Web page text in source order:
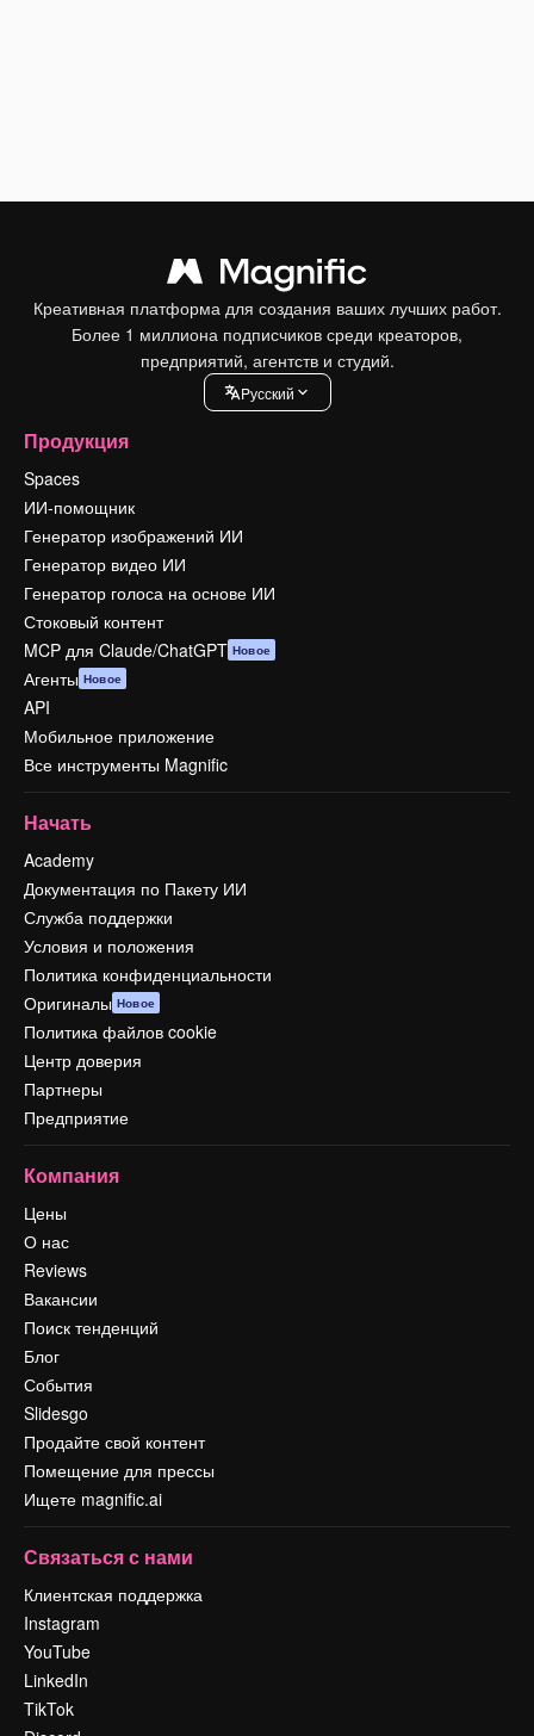
Креативная платформа для создания ваших лучших работ.
Более 1 миллиона подписчиков среди креаторов,
предприятий, агентств и студий.
Pусский
Продукция
Spaces
ИИ-помощник
Генератор изображений ИИ
Генератор видео ИИ
Генератор голоса на основе ИИ
Стоковый контент
MCP для Claude/ChatGPT Новое
Агенты Новое
API
Мобильное приложение
Все инструменты Magnific
Начать
Academy
Документация по Пакету ИИ
Служба поддержки
Условия и положения
Политика конфиденциальности
Оригиналы Новое
Политика файлов cookie
Центр доверия
Партнеры
Предприятие
Компания
Цены
О нас
Reviews
Вакансии
Поиск тенденций
Блог
События
Slidesgo
Продайте свой контент
Помещение для прессы
Ищете magnific.ai
Связаться с нами
Клиентская поддержка
Instagram
YouTube
LinkedIn
TikTok